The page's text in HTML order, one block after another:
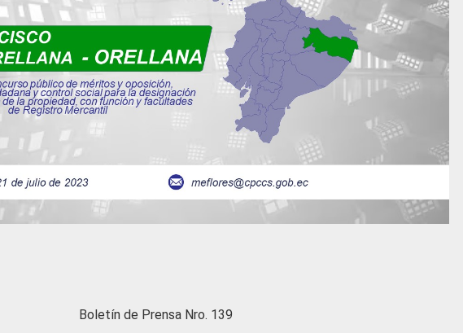
Boletín de Prensa Nro. 139